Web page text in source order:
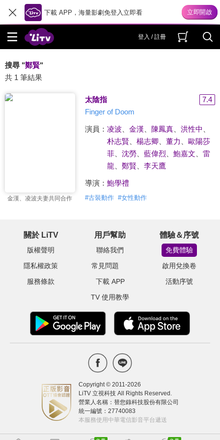
下載 APP，海量影劇免登入立即看
登入 / 註冊
搜尋 "鄭賢"
共 1 筆結果
金漢、凌波夫妻共同合作
太陰指
7.4
Finger of Doom
演員： 凌波 金漢 陳鳳真、 洪性中
朴志賢
楊志卿 董力
歐陽莎
菲、 沈勞、 藍偉烈 鮑嘉文
雷
龍
鄭賢 李天鷹
導演： 鮑學禮
#古裝動作 #女性動作
關於 LiTV
版權聲明
隱私權政策
服務條款
用戶幫助
聯絡我們
常見問題
下載 APP
TV 使用教學
體驗＆序號
免費體驗
啟用兌換卷
活動序號
Copyright © 2011-2026
LiTV 立視科技 All Rights Reserved.
營業人名稱：替您錄科技股份有限公司
統一編號：27740083
本服務使用中華電信影音平台遞送